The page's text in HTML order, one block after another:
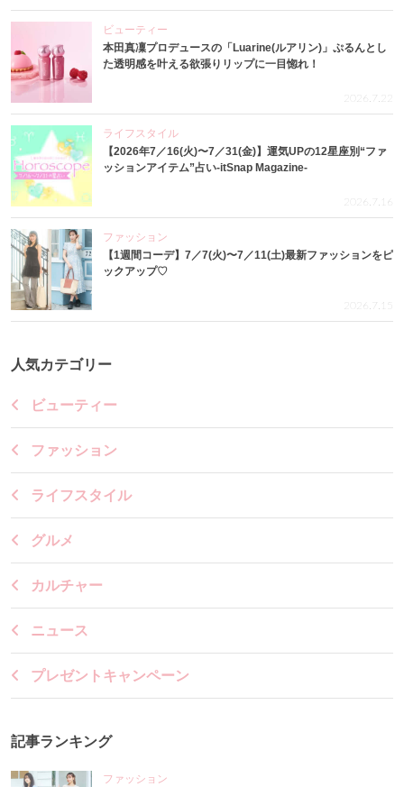
ビューティー
本田真凜プロデュースの「Luarine(ルアリン)」ぷるんとし
た透明感を叶える欲張りリップに一目惚れ！
2026.7.22
ライフスタイル
【2026年7／16(火)〜7／31(金)】運気UPの12星座別“ファ
ッションアイテム”占い-itSnap Magazine-
2026.7.16
ファッション
【1週間コーデ】7／7(火)〜7／11(土)最新ファッションをピ
ックアップ♡
2026.7.15
人気カテゴリー
ビューティー
ファッション
ライフスタイル
グルメ
カルチャー
ニュース
プレゼントキャンペーン
記事ランキング
ファッション